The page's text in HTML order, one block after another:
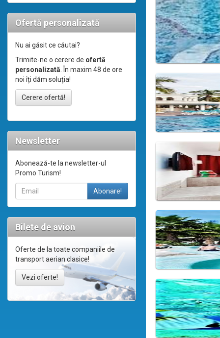
Ofertă personalizată
Nu ai găsit ce căutai?
Trimite-ne o cerere de ofertă
personalizată. În maxim 48 de ore
noi îți dăm soluția!
Cerere ofertă!
Newsletter
Abonează-te la newsletter-ul
Promo Turism!
Bilete de avion
Oferte de la toate companiile de
transport aerian clasice!
Vezi oferte!